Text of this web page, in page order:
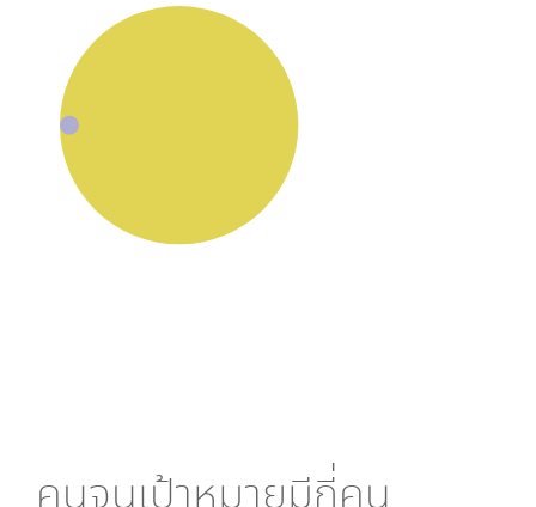
คนจนเป้าหมายมีกี่คน